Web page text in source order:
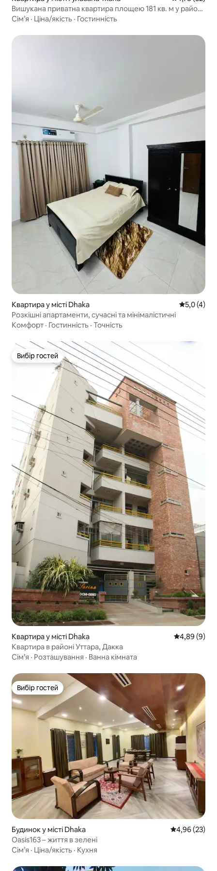
Вишукана приватна квартира площею 181 кв. м у районі
Банані
Сім’я · Ціна/якість · Гостинність
Квартира у місті Dhaka Середня
5,0 (4)
Розкішні апартаменти, сучасні та мінімалістичні
Комфорт · Гостинність · Точність
Вибір гостей
Вибір гостей
Квартира у місті Dhaka Середня
4,89 (9)
Квартира в районі Уттара, Дакка
Сім’я · Розташування · Ванна кімната
Вибір гостей
Вибір гостей
Будинок у місті Dhaka Середня
4,96 (23)
Oasis163 – життя в зелені
Сім’я · Ціна/якість · Кухня